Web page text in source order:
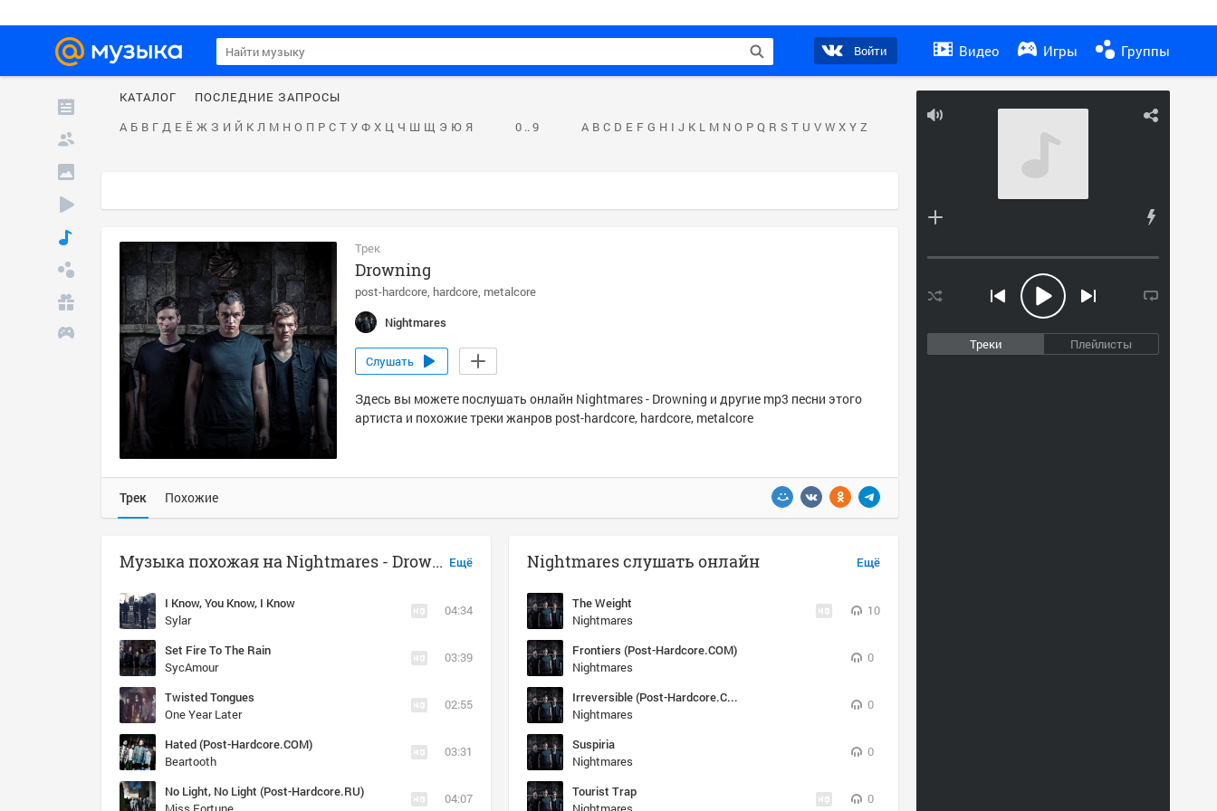
Войти Видео Игры Группы
Треки Плейлисты
КАТАЛОГ
ПОСЛЕДНИЕ ЗАПРОСЫ
А Б В Г Д Е Ё Ж З И Й К Л М Н О П Р С Т У Ф Х Ц Ч Ш Щ Э Ю Я 0 .. 9 A B C D E F G H I J K L M N O P Q R S T U V W X Y Z
Трек
Drowning
post-hardcore hardcore metalcore
Nightmares
Слушать
Здесь вы можете послушать онлайн Nightmares - Drowning и другие mp3 песни этого
артиста и похожие треки жанров post-hardcore, hardcore, metalcore
Трек Похожие
Ещё
Музыка похожая на Nightmares - Drowning
I Know, You Know, I Know
Sylar
04:34
Set Fire To The Rain
SycAmour
03:39
Twisted Tongues
One Year Later
02:55
Hated (Post-Hardcore.COM)
Beartooth
03:31
No Light, No Light (Post-Hardcore.RU)
04:07
Ещё
Nightmares слушать онлайн
The Weight
Nightmares
10
Frontiers (Post-Hardcore.COM)
Nightmares
0
Irreversible (Post-Hardcore.COM)
Nightmares
0
Suspiria
Nightmares
0
Tourist Trap
0